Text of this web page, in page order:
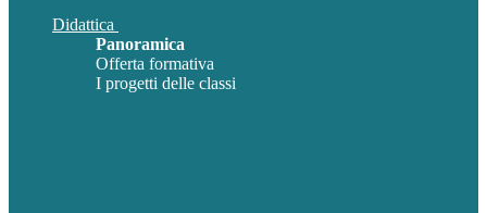
Didattica
Panoramica
Offerta formativa
I progetti delle classi